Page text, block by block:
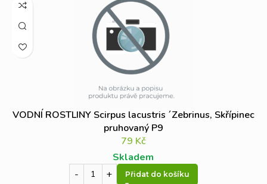
VODNÍ ROSTLINY Scirpus lacustris ´Zebrinus, Skřípinec
pruhovaný P9
79 Kč
Skladem
Přidat do košíku